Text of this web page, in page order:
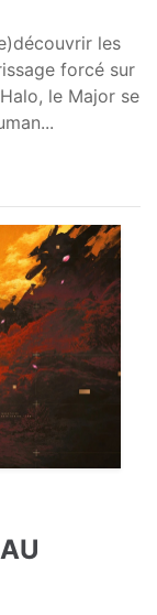
les
forcé sur
le Major se